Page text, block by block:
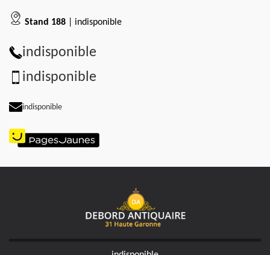
Stand 188 | indisponible
indisponible
indisponible
indisponible